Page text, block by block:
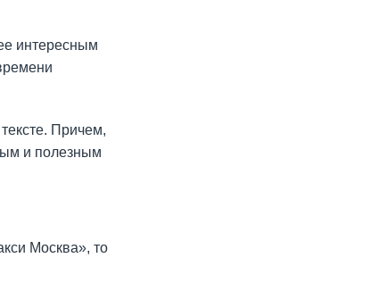
интересным
Причем,
и полезным
Москва», то